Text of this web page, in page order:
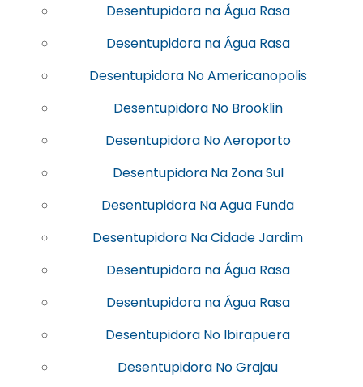
Desentupidora na Água Rasa
Desentupidora na Água Rasa
Desentupidora No Americanopolis
Desentupidora No Brooklin
Desentupidora No Aeroporto
Desentupidora Na Zona Sul
Desentupidora Na Agua Funda
Desentupidora Na Cidade Jardim
Desentupidora na Água Rasa
Desentupidora na Água Rasa
Desentupidora No Ibirapuera
Desentupidora No Grajau